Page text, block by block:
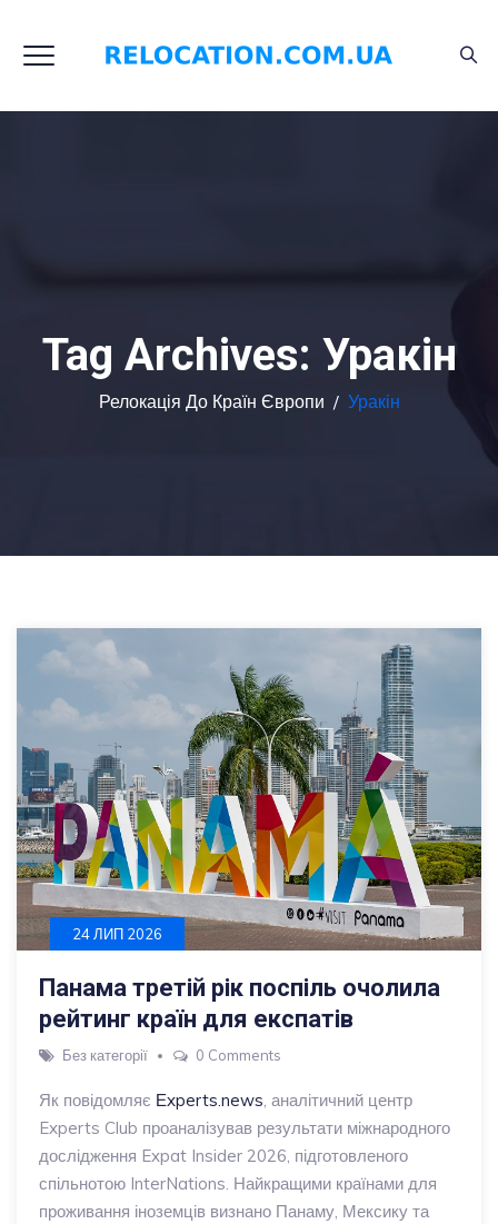
Tag Archives: Уракін
Релокація До Країн Європи / Уракін
24 ЛИП 2026
Панама третій рік поспіль очолила
рейтинг країн для експатів
Без категорії 0 Comments
Як повідомляє Еxperts.news, аналітичний центр
Experts Club проаналізував результати міжнародного
дослідження Expat Insider 2026, підготовленого
спільнотою InterNations. Найкращими країнами для
проживання іноземців визнано Панаму, Мексику та